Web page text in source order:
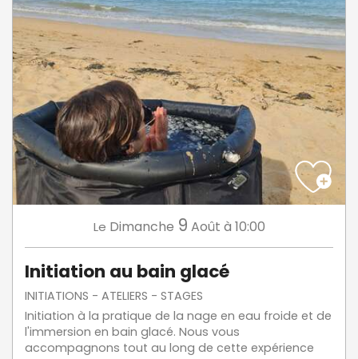
Le Dimanche 9 Août à 10:00
Initiation au bain glacé
INITIATIONS - ATELIERS - STAGES
Initiation à la pratique de la nage en eau froide et de
l'immersion en bain glacé. Nous vous
accompagnons tout au long de cette expérience